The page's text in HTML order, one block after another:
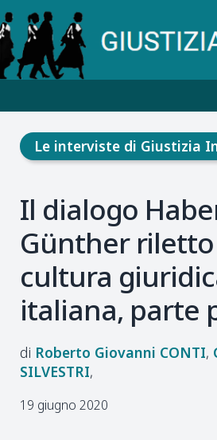
Le interviste di Giustizia
Il dialogo
Günther
cultura
italiana, parte
Roberto Giovanni CONTI
SILVESTRI
19 giugno 2020